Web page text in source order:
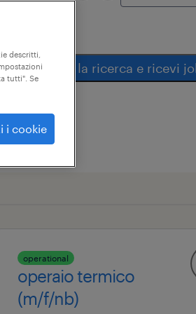
salva la ricerca e ricevi
operational
operaio termico
(m/f/nb)
descritti,
tutti". Se
i cookie